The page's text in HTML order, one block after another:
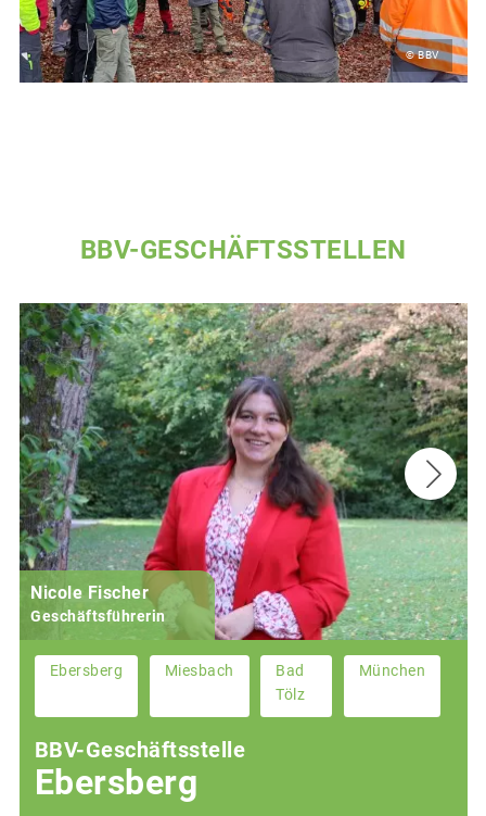
© BBV
BBV-GESCHÄFTSSTELLEN
Nicole Fischer
Geschäftsführerin
Ebersberg Miesbach
Bad
Tölz
München
BBV-Geschäftsstelle
Ebersberg